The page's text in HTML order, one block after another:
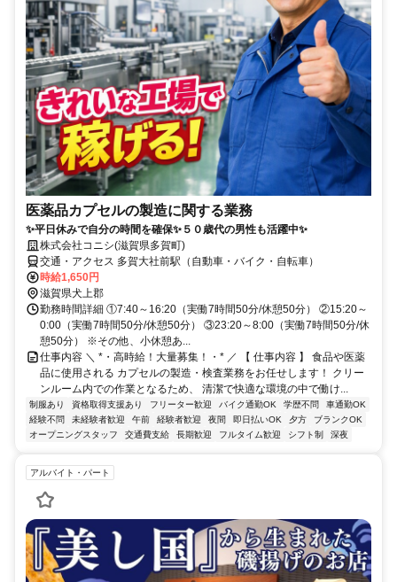
医薬品カプセルの製造に関する業務
✨平日休みで自分の時間を確保✨５０歳代の男性も活躍中✨
株式会社コニシ(滋賀県多賀町)
交通・アクセス 多賀大社前駅（自動車・バイク・自転車）
時給1,650円
滋賀県犬上郡
勤務時間詳細 ①7:40～16:20（実働7時間50分/休憩50分） ②15:20～
0:00（実働7時間50分/休憩50分） ③23:20～8:00（実働7時間50分/休
憩50分） ※その他、小休憩あ...
仕事内容 ＼ *・高時給！大量募集！・* ／ 【 仕事内容 】 食品や医薬
品に使用される カプセルの製造・検査業務をお任せします！ クリー
ンルーム内での作業となるため、 清潔で快適な環境の中で働け...
制服あり 資格取得支援あり フリーター歓迎 バイク通勤OK 学歴不問
車通勤OK
経験不問
未経験者歓迎 午前 経験者歓迎 夜間 即日払いOK 夕方
ブランクOK
オープニングスタッフ
交通費支給 長期歓迎 フルタイム歓迎 シフト制 深夜
アルバイト・パート